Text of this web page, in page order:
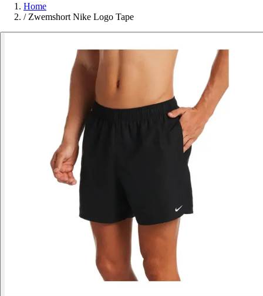
Home
/ Zwemshort Nike Logo Tape